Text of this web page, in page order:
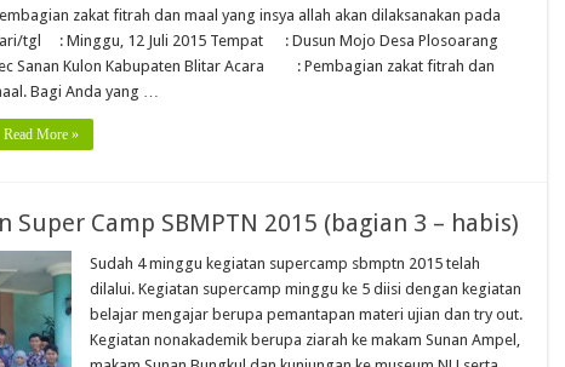
zakat fitrah dan maal yang insya allah akan dilaksanakan pada
tgl : Minggu, 12 Juli 2015 Tempat : Dusun Mojo Desa Plosoarang
Sanan Kulon Kabupaten Blitar Acara : Pembagian zakat fitrah dan
Bagi Anda yang …
Read More »
Super Camp SBMPTN 2015 (bagian 3 – habis)
Sudah 4 minggu kegiatan supercamp sbmptn 2015 telah
dilalui. Kegiatan supercamp minggu ke 5 diisi dengan kegiatan
belajar mengajar berupa pemantapan materi ujian dan try out.
Kegiatan nonakademik berupa ziarah ke makam Sunan Ampel,